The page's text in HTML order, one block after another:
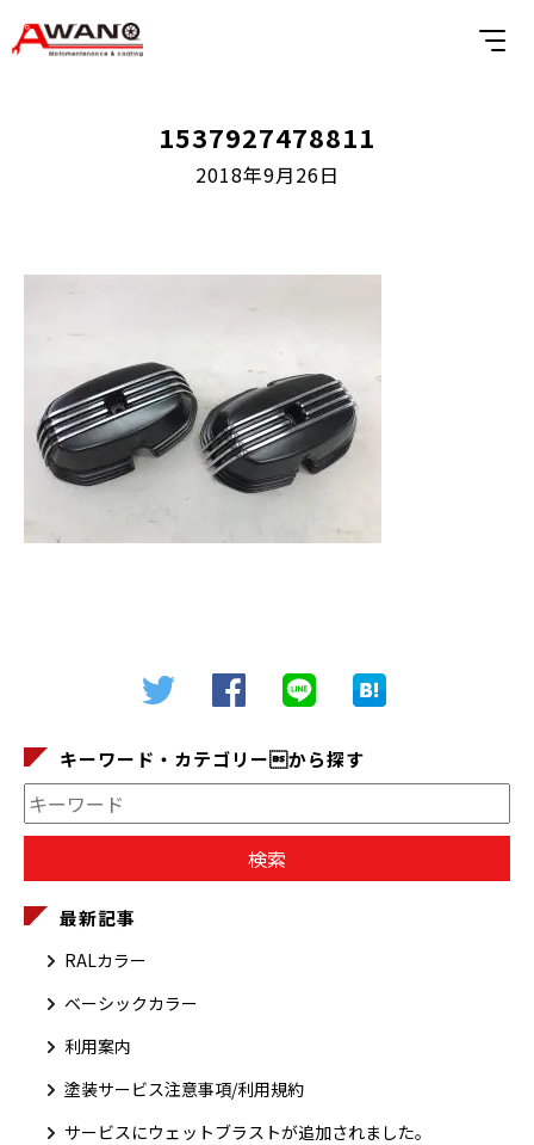
1537927478811
2018年9月26日
キーワード・カテゴリーから探す
最新記事
RALカラー
ベーシックカラー
利用案内
塗装サービス注意事項/利用規約
サービスにウェットブラストが追加されました。